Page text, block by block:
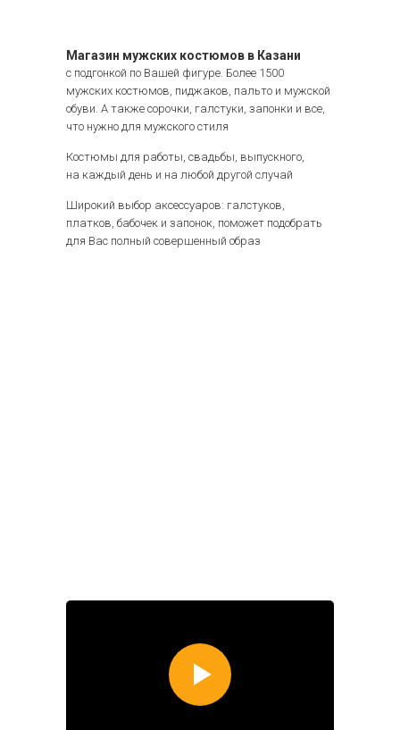
с подгонкой по Вашей фигуре. Более 1500
мужских костюмов, пиджаков, пальто и мужской
обуви. А также сорочки, галстуки, запонки и все,
что нужно для мужского стиля
Костюмы для работы, свадьбы, выпускного,
на каждый день и на любой другой случай
Широкий выбор аксессуаров: галстуков,
платков, бабочек и запонок, поможет подобрать
для Вас полный совершенный образ
Магазин мужских костюмов в Казани